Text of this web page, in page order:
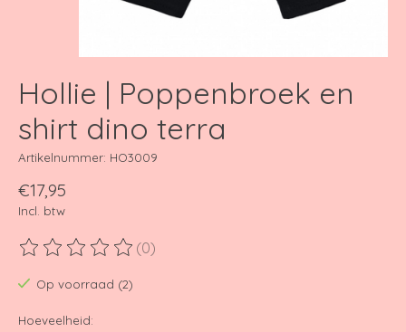
Hollie | Poppenbroek en
shirt dino terra
Artikelnummer: HO3009
€17,95
Incl. btw
De beoordeling van dit product is
(0)
Op voorraad (2)
Hoeveelheid: